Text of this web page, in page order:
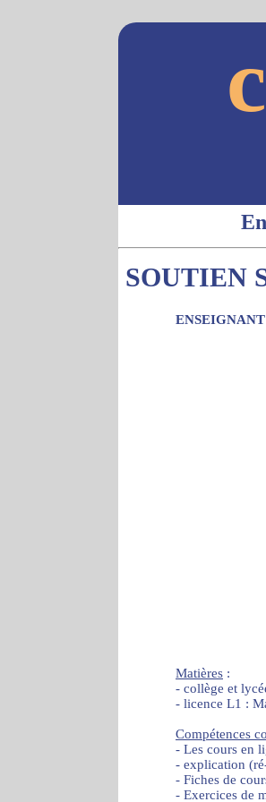
SOUTIEN
Matières :
- collège et
- licence L1 :
Compétences
- Les cours en
- explication
- Fiches de
- Exercices de